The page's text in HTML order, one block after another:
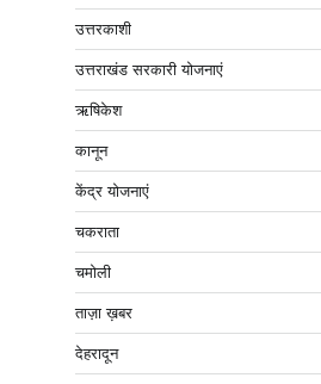
उत्तरकाशी
उत्तराखंड सरकारी योजनाएं
ऋषिकेश
कानून
केंद्र योजनाएं
चकराता
चमोली
ताज़ा ख़बर
देहरादून